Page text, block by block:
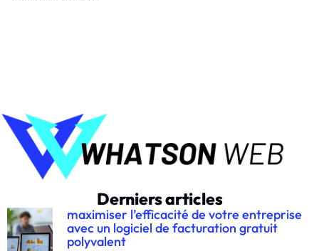
Derniers articles
maximiser l’efficacité de votre entreprise
avec un logiciel de facturation gratuit
polyvalent